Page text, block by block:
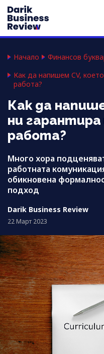
Начало
Финансов
Как да напишем CV,
работа?
Как да
ни
работа?
Много хора
работната
обикновена
подход
Darik Business Review
22 Март 2023